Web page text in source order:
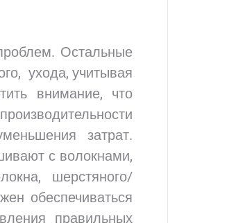
Остальные
ухода, учитывая
внимание, что
затрат.
с волокнами,
шерстяного/
обеспечиваться
правильных